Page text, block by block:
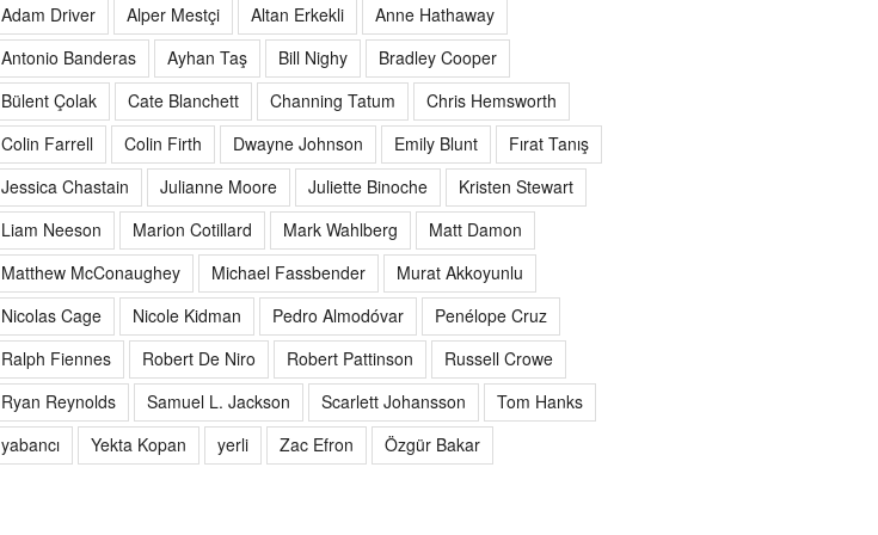
Adam Driver Alper Mestçi Altan Erkekli
Anne Hathaway
Antonio Banderas
Ayhan Taş Bill Nighy
Bradley Cooper
Bülent Çolak
Cate Blanchett Channing Tatum
Chris Hemsworth
Colin Farrell
Colin Firth Dwayne Johnson Emily Blunt
Fırat Tanış
Jessica Chastain
Julianne Moore Juliette Binoche
Kristen Stewart
Liam Neeson
Marion Cotillard Mark Wahlberg
Matt Damon
Matthew McConaughey
Michael Fassbender
Murat Akkoyunlu
Nicolas Cage
Nicole Kidman Pedro Almodóvar
Penélope Cruz
Ralph Fiennes
Robert De Niro Robert Pattinson
Russell Crowe
Ryan Reynolds
Samuel L. Jackson Scarlett Johansson
Tom Hanks
yabancı
Yekta Kopan yerli Zac Efron Özgür Bakar